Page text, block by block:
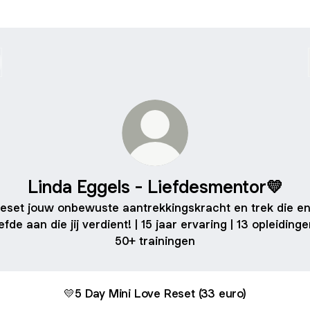
Linda Eggels - Liefdesmentor💛
jouw onbewuste aantrekkingskracht en trek die
aan die jij verdient! | 15 jaar ervaring | 13
50+ trainingen
💛5 Day Mini Love Reset (33 euro)